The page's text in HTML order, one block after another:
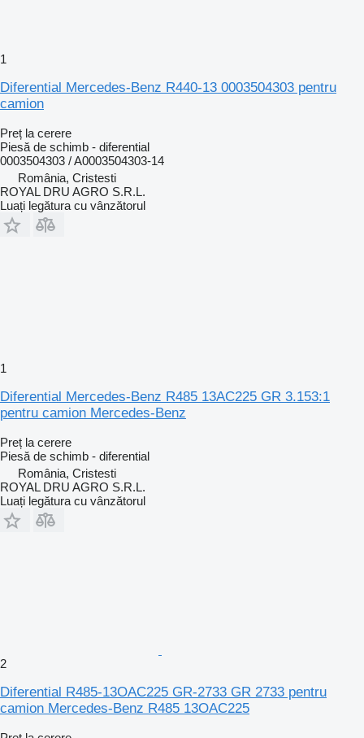
1
Diferential Mercedes-Benz R440-13 0003504303 pentru
camion
Preț la cerere
Piesă de schimb - diferential
0003504303 / A0003504303-14
România, Cristesti
ROYAL DRU AGRO S.R.L.
Luați legătura cu vânzătorul
1
Diferential Mercedes-Benz R485 13AC225 GR 3.153:1
pentru camion Mercedes-Benz
Preț la cerere
Piesă de schimb - diferential
România, Cristesti
ROYAL DRU AGRO S.R.L.
Luați legătura cu vânzătorul
2
Diferential R485-13OAC225 GR-2733 GR 2733 pentru
camion Mercedes-Benz R485 13OAC225